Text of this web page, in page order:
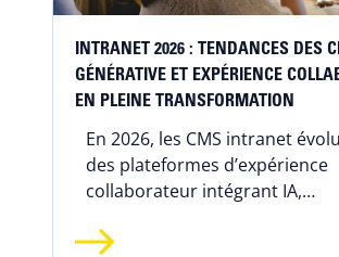
INTRANET 2026 : TENDANCES DES
GÉNÉRATIVE ET EXPÉRIENCE
EN PLEINE TRANSFORMATION
En 2026, les CMS intranet
des plateformes d’expérience
collaborateur intégrant IA,
en posant de nouveaux enjeux